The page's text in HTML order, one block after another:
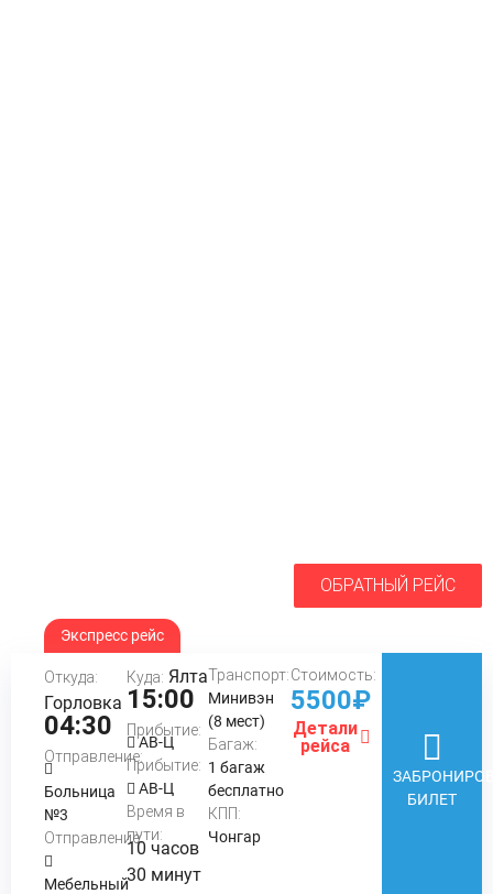
ОБРАТНЫЙ РЕЙС
Экспресс рейс
Откуда:
Горловка
04:30
Отправление:
Больница
№3
Отправление:
Мебельный
Куда: Ялта
15:00
Прибытие:
АВ-Ц
Прибытие:
АВ-Ц
Время в
пути:
10 часов
30 минут
Транспорт:
Минивэн
(8 мест)
Багаж:
1 багаж
бесплатно
КПП:
Чонгар
Стоимость:
5500₽
Детали
рейса
БИЛЕТ